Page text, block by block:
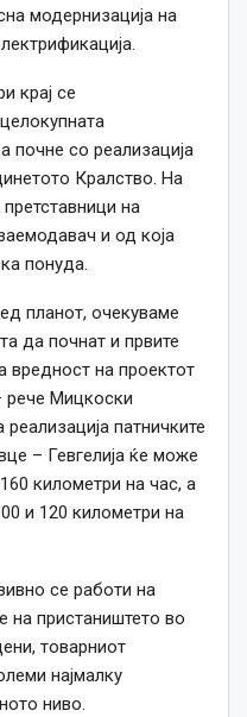
модернизација на
крај се
почне со реализација
Кралство. На
на
и од која
понуда.
планот, очекуваме
да почнат и првите
вредност на проектот
рече Мицкоски
патничките
– Гевгелија ќе може
километри на час, а
и 120 километри на
се работи на
на пристаништето во
товарниот
најмалку
ниво.